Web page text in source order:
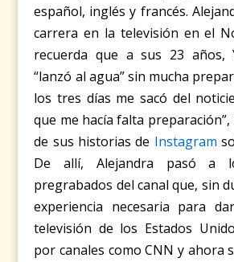
español, inglés y francés.
carrera en la televisión en el
recuerda que a sus 23 años,
“lanzó al agua” sin mucha
los tres días me sacó del
que me hacía falta
de sus historias de Instagram
De allí, Alejandra pasó a
pregrabados del canal que, sin
experiencia necesaria para
televisión de los Estados
por canales como CNN y ahora